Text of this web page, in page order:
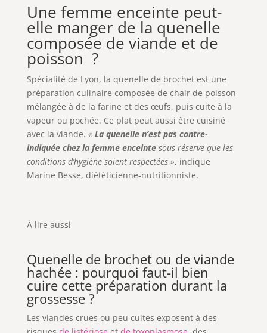
Une femme enceinte peut-
elle manger de la quenelle
composée de viande et de
poisson ?
Spécialité de Lyon, la quenelle de brochet est une
préparation culinaire composée de chair de poisson
mélangée à de la farine et des œufs, puis cuite à la
vapeur ou pochée. Ce plat peut aussi être cuisiné
avec la viande. « La quenelle n’est pas contre-
indiquée chez la femme enceintesous réserve que les
conditions d’hygiène soient respectées », indique
Marine Besse, diététicienne-nutritionniste.
À lire aussi
Quenelle de brochet ou de viande
hachée : pourquoi faut-il bien
cuire cette préparation durant la
grossesse ?
Les viandes crues ou peu cuites exposent à des